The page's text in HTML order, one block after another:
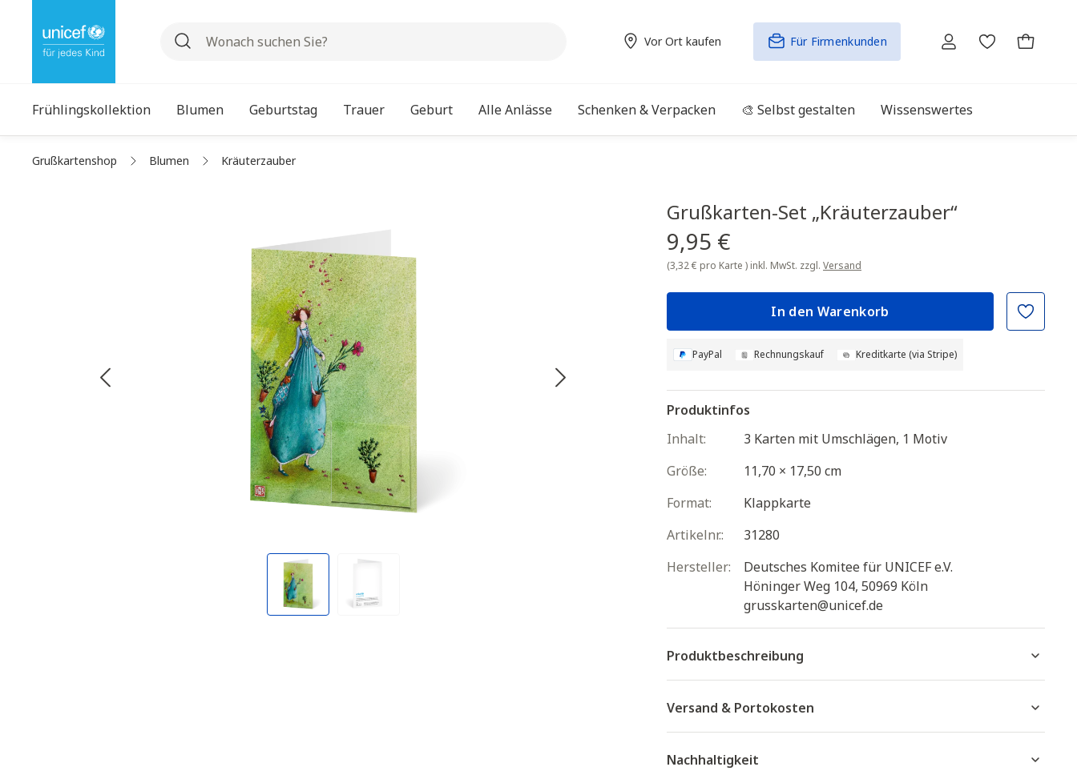
springen
Zur Suche springen
Zur Hauptnavigation springen
Vor Ort kaufen Für Firmenkunden
Frühlingskollektion Blumen Geburtstag Trauer Geburt Alle Anlässe Schenken & Verpacken 🎨 Selbst gestalten Wissenswertes
Grußkartenshop Blumen Kräuterzauber
Grußkarten-Set „Kräuterzauber“
9,95 €
(3,32 € pro Karte ) inkl. MwSt. zzgl. Versand
In den Warenkorb
PayPal Rechnungskauf Kreditkarte (via Stripe)
Produktinfos
Inhalt:
3 Karten mit Umschlägen, 1 Motiv
Größe:
11,70 × 17,50 cm
Format:
Klappkarte
Artikelnr.:
31280
Hersteller:
Deutsches Komitee für UNICEF e.V.
Höninger Weg 104, 50969 Köln
grusskarten@unicef.de
Produktbeschreibung
Versand & Portokosten
Nachhaltigkeit